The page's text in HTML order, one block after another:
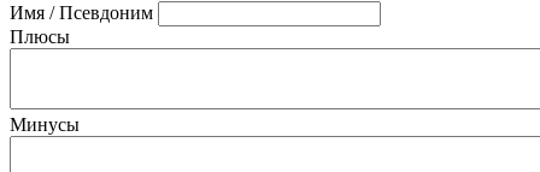
Имя / Псевдоним
Плюсы
Минусы